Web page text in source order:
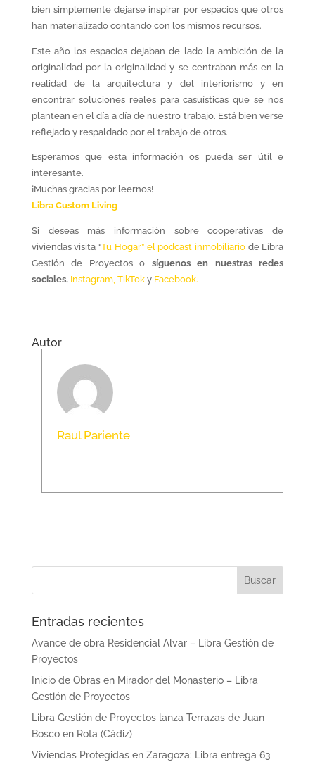
bien simplemente dejarse inspirar por espacios que otros
han materializado contando con los mismos recursos.
Este año los espacios dejaban de lado la ambición de la
originalidad por la originalidad y se centraban más en la
realidad de la arquitectura y del interiorismo y en
encontrar soluciones reales para casuísticas que se nos
plantean en el día a día de nuestro trabajo. Está bien verse
reflejado y respaldado por el trabajo de otros.
Esperamos que esta información os pueda ser útil e
interesante.
¡Muchas gracias por leernos!
Libra Custom Living
Si deseas más información sobre cooperativas de
viviendas visita “Tu Hogar” el podcast inmobiliariode Libra
Gestión de Proyectos o síguenos en nuestras redes
sociales, Instagram, TikTok y Facebook.
Autor
Raul Pariente
Entradas recientes
Avance de obra Residencial Alvar – Libra Gestión de
Proyectos
Inicio de Obras en Mirador del Monasterio – Libra
Gestión de Proyectos
Libra Gestión de Proyectos lanza Terrazas de Juan
Bosco en Rota (Cádiz)
Viviendas Protegidas en Zaragoza: Libra entrega 63